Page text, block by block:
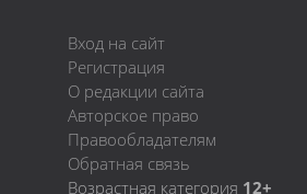
Вход на сайт
Регистрация
О редакции сайта
Авторское право
Правообладателям
Обратная связь
Возрастная категория 12+